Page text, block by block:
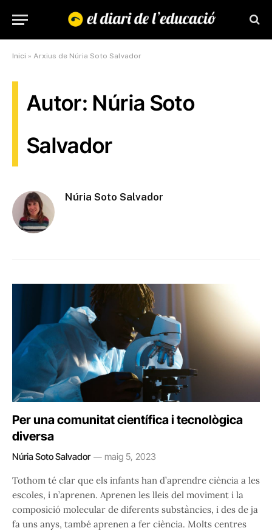
Inici » Arxius de Núria Soto Salvador
Autor: Núria Soto
Salvador
Núria Soto Salvador
Per una comunitat científica i tecnològica
diversa
Núria Soto Salvador maig 5, 2023
Tothom té clar que els infants han d’aprendre ciència a les
escoles, i n’aprenen. Aprenen les lleis del moviment i la
composició molecular de diferents substàncies, i des de ja
fa uns anys, també aprenen a fer ciència. Molts centres